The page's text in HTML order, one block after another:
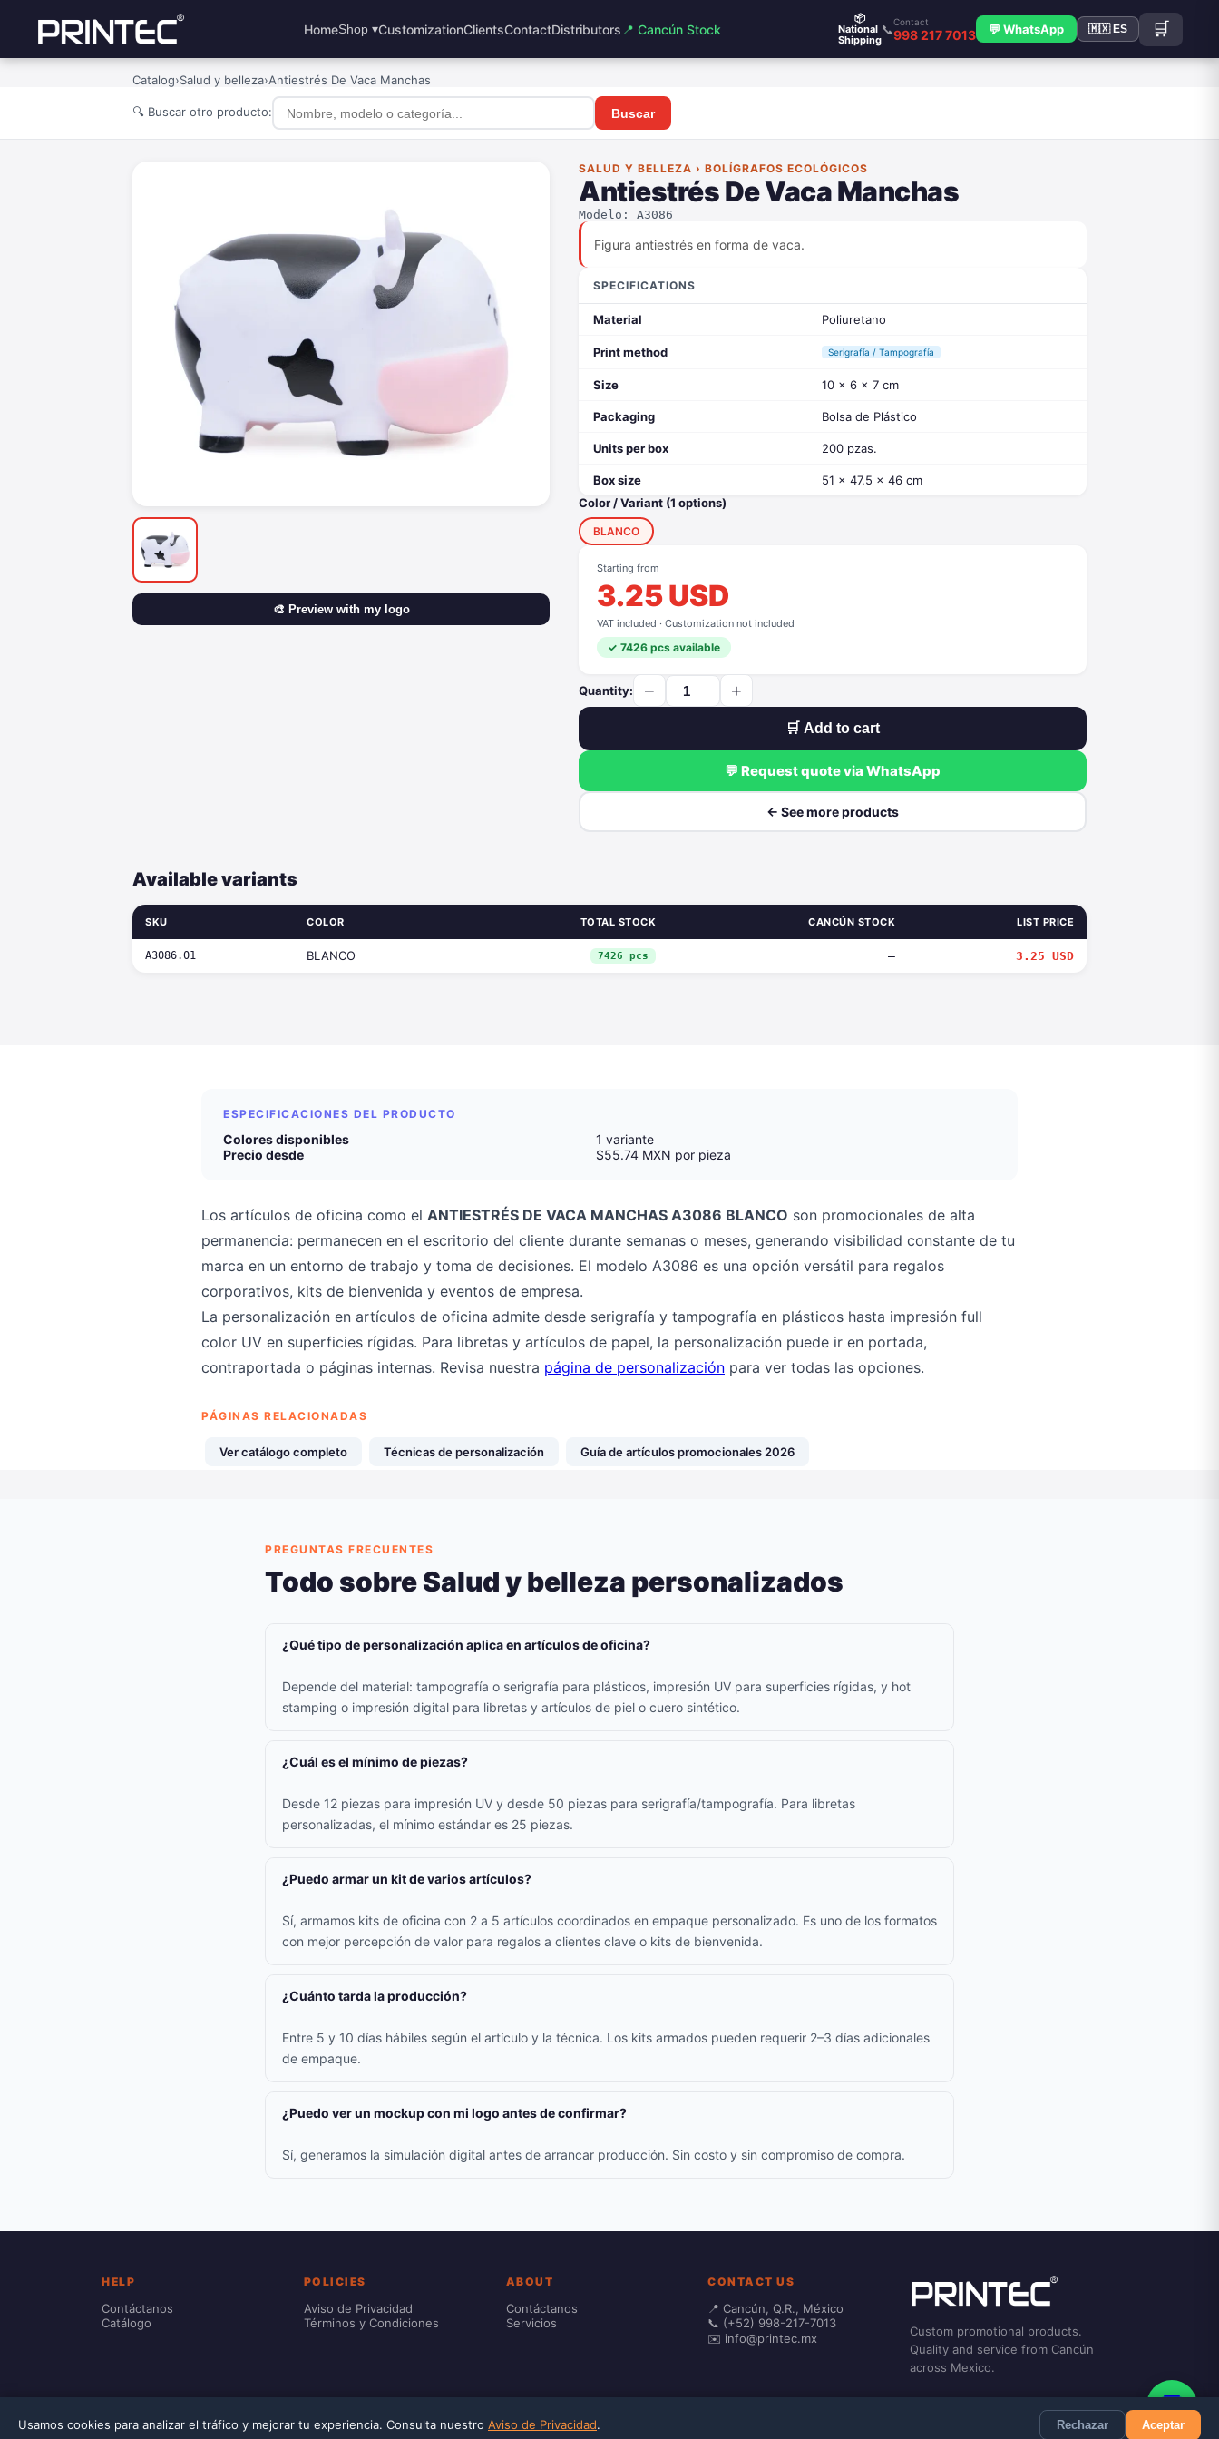
Usamos cookies para analizar el tráfico y mejorar tu experiencia. Consulta nuestro Aviso de Privacidad. Rechazar Aceptar
HomeShop ▾CustomizationClientsContactDistributors 📍 Cancún Stock
📦
National
Shipping
📞
Contact
998 217 7013 💬 WhatsApp 🇲🇽 ES 🛒
Catalog›Salud y belleza›Antiestrés De Vaca Manchas
🔍 Buscar otro producto: Buscar
🎨 Preview with my logo
SALUD Y BELLEZA › BOLÍGRAFOS ECOLÓGICOS
Antiestrés De Vaca Manchas
Modelo: A3086
Figura antiestrés en forma de vaca.
SPECIFICATIONS
Material Poliuretano
Print method Serigrafía / Tampografía
Size 10 x 6 x 7 cm
Packaging Bolsa de Plástico
Units per box 200 pzas.
Box size
51 x 47.5 x 46 cm
Color / Variant (1 options)
BLANCO
Starting from
3.25 USD
VAT included · Customization not included
✓ 7426 pcs available
Quantity: − +
🛒 Add to cart
💬 Request quote via WhatsApp
← See more products
Available variants
SKU COLOR TOTAL STOCK CANCÚN STOCK LIST PRICE
A3086.01 BLANCO 7426 pcs — 3.25 USD
ESPECIFICACIONES DEL PRODUCTO
Colores disponibles
1 variante
Precio desde
$55.74 MXN por pieza
Los artículos de oficina como el ANTIESTRÉS DE VACA MANCHAS A3086 BLANCO son promocionales de alta
permanencia: permanecen en el escritorio del cliente durante semanas o meses, generando visibilidad constante de tu
marca en un entorno de trabajo y toma de decisiones. El modelo A3086 es una opción versátil para regalos
corporativos, kits de bienvenida y eventos de empresa.
La personalización en artículos de oficina admite desde serigrafía y tampografía en plásticos hasta impresión full
color UV en superficies rígidas. Para libretas y artículos de papel, la personalización puede ir en portada,
contraportada o páginas internas. Revisa nuestra página de personalización para ver todas las opciones.
PÁGINAS RELACIONADAS
Ver catálogo completo Técnicas de personalización Guía de artículos promocionales 2026
PREGUNTAS FRECUENTES
Todo sobre Salud y belleza personalizados
¿Qué tipo de personalización aplica en artículos de oficina?
Depende del material: tampografía o serigrafía para plásticos, impresión UV para superficies rígidas, y hot
stamping o impresión digital para libretas y artículos de piel o cuero sintético.
¿Cuál es el mínimo de piezas?
Desde 12 piezas para impresión UV y desde 50 piezas para serigrafía/tampografía. Para libretas
personalizadas, el mínimo estándar es 25 piezas.
¿Puedo armar un kit de varios artículos?
Sí, armamos kits de oficina con 2 a 5 artículos coordinados en empaque personalizado. Es uno de los formatos
con mejor percepción de valor para regalos a clientes clave o kits de bienvenida.
¿Cuánto tarda la producción?
Entre 5 y 10 días hábiles según el artículo y la técnica. Los kits armados pueden requerir 2–3 días adicionales
de empaque.
¿Puedo ver un mockup con mi logo antes de confirmar?
Sí, generamos la simulación digital antes de arrancar producción. Sin costo y sin compromiso de compra.
HELP
Contáctanos
Catálogo
POLICIES
Aviso de Privacidad
Términos y Condiciones
ABOUT
Contáctanos
Servicios
CONTACT US
📍 Cancún, Q.R., México
📞 (+52) 998-217-7013
✉️ info@printec.mx
Custom promotional products.
Quality and service from Cancún
across Mexico.
© 2026 Printec. Prices include VAT. Customization costs are calculated at checkout. PrivacyTerms
💬